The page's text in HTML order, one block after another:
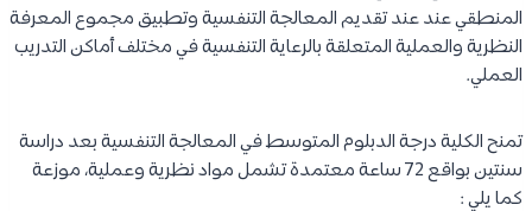
المنطقي عند عند تقديم المعالجة التنفسية وتطبيق مجموع المعرفة
النظرية والعملية المتعلقة بالرعاية التنفسية في مختلف أماكن التدريب
العملي.
تمنح الكلية درجة الدبلوم المتوسط في المعالجة التنفسية بعد دراسة
سنتين بواقع 72 ساعة معتمدة تشمل مواد نظرية وعملية، موزعة
كما يلي :